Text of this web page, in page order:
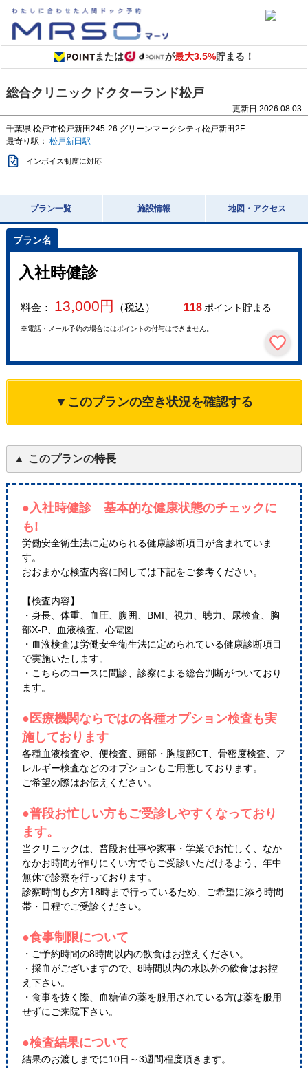
または が最大3.5%貯まる！
総合クリニックドクターランド松戸
更新日:2026.08.03
千葉県 松戸市松戸新田245-26 グリーンマークシティ松戸新田2F
最寄り駅： 松戸新田駅
インボイス制度に対応
プラン一覧 施設情報 地図・アクセス
入社時健診
料金： 13,000円 （税込） 118ポイント貯まる
※電話・メール予約の場合にはポイントの付与はできません。
▼このプランの空き状況を確認する
このプランの特長
●入社時健診 基本的な健康状態のチェックに
も!
労働安全衛生法に定められる健康診断項目が含まれていま
す。
おおまかな検査内容に関しては下記をご参考ください。
【検査内容】
・身長、体重、血圧、腹囲、BMI、視力、聴力、尿検査、胸
部X-P、血液検査、心電図
・血液検査は労働安全衛生法に定められている健康診断項目
で実施いたします。
・こちらのコースに問診、診察による総合判断がついており
ます。
●医療機関ならではの各種オプション検査も実
施しております
各種血液検査や、便検査、頭部・胸腹部CT、骨密度検査、ア
レルギー検査などのオプションもご用意しております。
ご希望の際はお伝えください。
●普段お忙しい方もご受診しやすくなっており
ます。
当クリニックは、普段お仕事や家事・学業でお忙しく、なか
なかお時間が作りにくい方でもご受診いただけるよう、年中
無休で診察を行っております。
診察時間も夕方18時まで行っているため、ご希望に添う時間
帯・日程でご受診ください。
●食事制限について
・ご予約時間の8時間以内の飲食はお控えください。
・採血がございますので、8時間以内の水以外の飲食はお控
え下さい。
・食事を抜く際、血糖値の薬を服用されている方は薬を服用
せずにご来院下さい。
●検査結果について
結果のお渡しまでに10日～3週間程度頂きます。